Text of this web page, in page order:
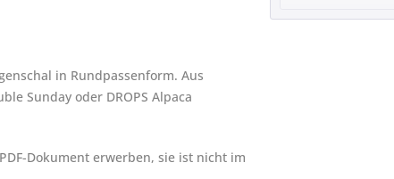
in Rundpassenform. Aus
Sunday oder DROPS Alpaca
Dokument erwerben, sie ist nicht im